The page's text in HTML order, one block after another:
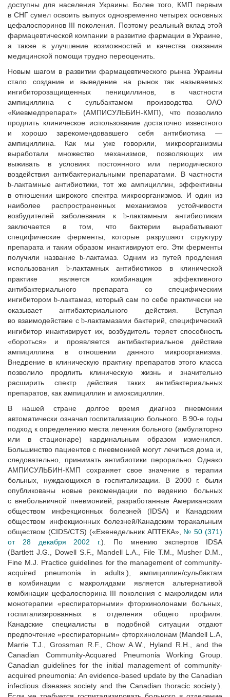
доступны для населения Украины. Более того, КМП первым
в СНГ сумел освоить выпуск одновременно четырех основных
цефалоспоринов III поколения. Поэтому реальный вклад этой
фармацевтической компании в развитие фармации в Украине,
а также в улучшение возможностей и качества оказания
медицинской помощи трудно переоценить.
Новым шагом в развитии фармацевтического рынка Украины
стало создание и выведение на рынок так называемых
ингибиторозащищенных пенициллинов, в частности
ампициллина с сульбактамом производства ОАО
«Киевмедпрепарат» (АМПИСУЛЬБИН-КМП), что позволило
продлить клиническое использование достаточно известного
и хорошо зарекомендовавшего себя антибиотика —
ампициллина. Как мы уже говорили, микроорганизмы
выработали множество механизмов, позволяющих им
выживать в условиях постоянного или периодического
воздействия антибактериальными препаратами. В частности
b-лактамные антибиотики, тот же ампициллин, эффективны
в отношении широкого спектра микроорганизмов. И один из
наиболее распространенных механизмов устойчивости
возбудителей заболевания кb-лактамным антибиотикам
заключается в том, что бактерии вырабатывают
специфические ферменты, которые разрушают структуру
препарата и таким образом инактивируют его. Эти ферменты
получили название b-лактамаз. Одним из путей продления
использования b-лактамных антибиотиков в клинической
практике является комбинация эффективного
антибактериального препарата со специфическим
ингибитором b-лактамаз, который сам по себе практически не
оказывает антибактериального действия. Вступая
во взаимодействие сb-лактамазами бактерий, специфический
ингибитор инактивирует их, возбудитель теряет способность
«бороться» и проявляется антибактериальное действие
ампициллина в отношении данного микроорганизма.
Внедрение в клиническую практику препаратов этого класса
позволило продлить клиническую жизнь и значительно
расширить спектр действия таких антибактериальных
препаратов, как ампициллин и амоксициллин.
В нашей стране долгое время диагноз пневмонии
автоматически означал госпитализацию больного. В 90-е годы
подход к определению места лечения больного (амбулаторно
или в стационаре) кардинальным образом изменился.
Большинство пациентов с пневмонией могут лечиться дома и,
следовательно, принимать антибиотики перорально. Однако
АМПИСУЛЬБИН-КМП сохраняет свое значение в терапии
больных, нуждающихся в госпитализации. В 2000 г. были
опубликованы новые рекомендации по ведению больных
с внебольничной пневмонией, разработанные Американским
обществом инфекционных болезней (IDSA) и Канадским
обществом инфекционных болезней/Канадским торакальным
обществом (CIDS/CTS) («Еженедельник АПТЕКА», № 50 (371)
от 28 декабря 2002 г.). По мнению экспертов IDSA
(Bartlett J.G., Dowell S.F., Mandell L.A., File T.M., Musher D.M.,
Fine M.J. Practice guidelines for the management of community-
acquired pneumonia in adults.), ампициллин/сульбактам
в комбинации с макролидами является альтернативой
комбинации цефалоспорина III поколения с макролидом или
монотерапии «респираторными» фторхинолонами больных,
госпитализированных в отделения общего профиля.
Канадские специалисты в подобной ситуации отдают
предпочтение «респираторным» фторхинолонам (Mandell L.A,
Marrie T.J., Grossman R.F., Chow A.W., Hyland R.H., and the
Canadian Community-Acquared Pneumonia Working Group.
Canadian guidelines for the initial management of community-
acquired pneumonia: An evidence-based update by the Canadian
infectious diseases society and the Canadian thoracic society.).